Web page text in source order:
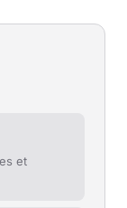
et